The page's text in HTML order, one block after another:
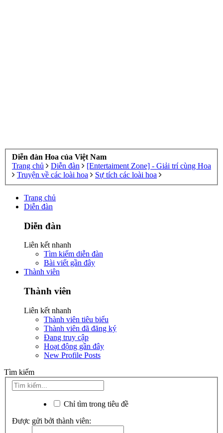
Diễn đàn Hoa của Việt Nam
Trang chủ
Diễn đàn
[Entertaiment Zone] - Giải trí cùng Hoa
Truyện về các loài hoa
Sự tích các loài hoa
Trang chủ
Diễn đàn
Diễn đàn
Liên kết nhanh
Tìm kiếm diễn đàn
Bài viết gần đây
Thành viên
Thành viên
Liên kết nhanh
Thành viên tiêu biểu
Thành viên đã đăng ký
Đang truy cập
Hoạt động gần đây
New Profile Posts
Tìm kiếm
Chỉ tìm trong tiêu đề
Được gửi bởi thành viên: